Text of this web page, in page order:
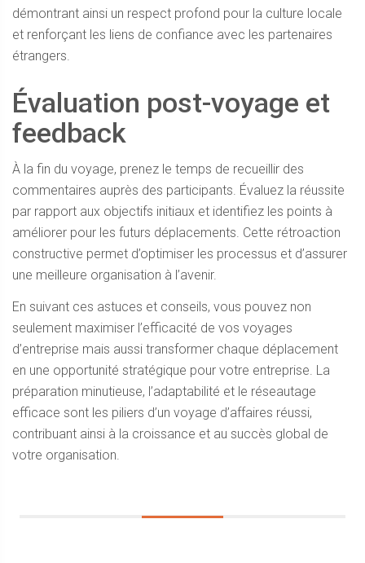
démontrant ainsi un respect profond pour la culture locale
et renforçant les liens de confiance avec les partenaires
étrangers.
Évaluation post-voyage et
feedback
À la fin du voyage, prenez le temps de recueillir des
commentaires auprès des participants. Évaluez la réussite
par rapport aux objectifs initiaux et identifiez les points à
améliorer pour les futurs déplacements. Cette rétroaction
constructive permet d’optimiser les processus et d’assurer
une meilleure organisation à l’avenir.
En suivant ces astuces et conseils, vous pouvez non
seulement maximiser l’efficacité de vos voyages
d’entreprise mais aussi transformer chaque déplacement
en une opportunité stratégique pour votre entreprise. La
préparation minutieuse, l’adaptabilité et le réseautage
efficace sont les piliers d’un voyage d’affaires réussi,
contribuant ainsi à la croissance et au succès global de
votre organisation.